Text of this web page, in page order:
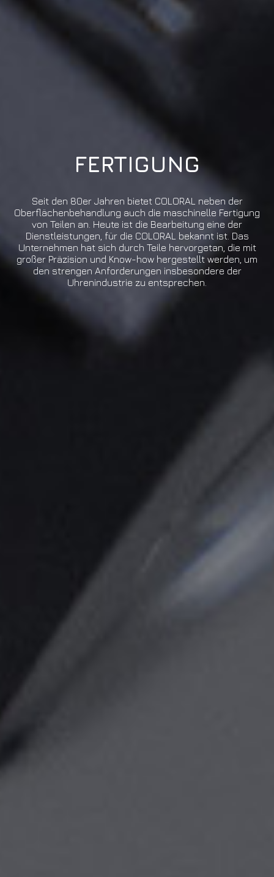
FERTIGUNG
Seit den 80er Jahren bietet COLORAL neben der
Oberflächenbehandlung auch die maschinelle Fertigung
von Teilen an. Heute ist die Bearbeitung eine der
Dienstleistungen, für die COLORAL bekannt ist. Das
Unternehmen hat sich durch Teile hervorgetan, die mit
großer Präzision und Know-how hergestellt werden, um
den strengen Anforderungen insbesondere der
Uhrenindustrie zu entsprechen.